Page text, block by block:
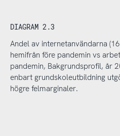
DIAGRAM 2.3
Andel av internetanvändarna
hemifrån före pandemin vs
pandemin, Bakgrundsprofil, år
enbart grundskoleutbildning
högre felmarginaler.